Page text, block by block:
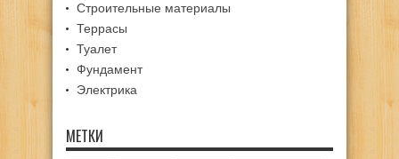
Строительные материалы
Террасы
Туалет
Фундамент
Электрика
МЕТКИ